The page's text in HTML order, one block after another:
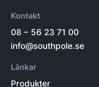
Kontakt
08 – 56 23 71 00
info@southpole.se
Länkar
Produkter